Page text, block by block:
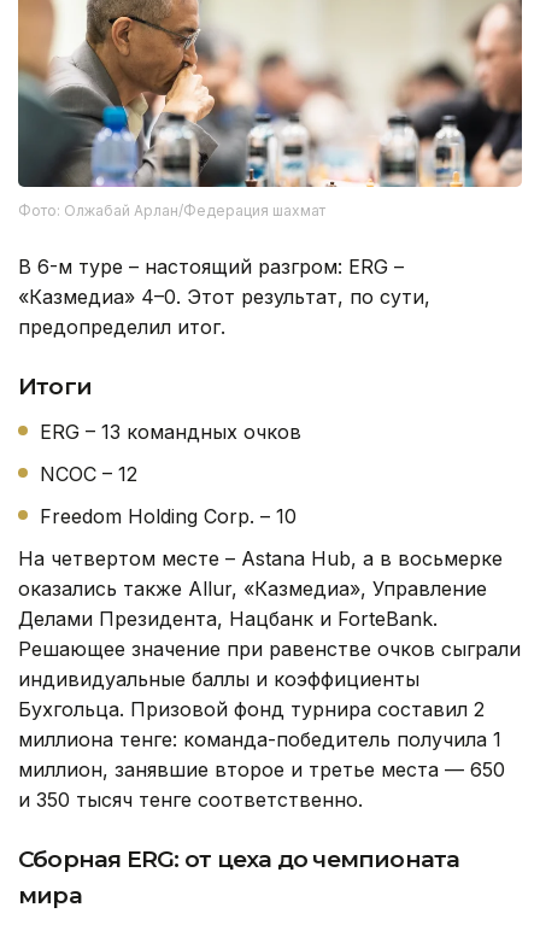
Фото: Олжабай Арлан/Федерация шахмат
В 6-м туре – настоящий разгром: ERG –
«Казмедиа» 4–0. Этот результат, по сути,
предопределил итог.
Итоги
ERG – 13 командных очков
NCOC – 12
Freedom Holding Corp. – 10
На четвертом месте – Astana Hub, а в восьмерке
оказались также Allur, «Казмедиа», Управление
Делами Президента, Нацбанк и ForteBank.
Решающее значение при равенстве очков сыграли
индивидуальные баллы и коэффициенты
Бухгольца. Призовой фонд турнира составил 2
миллиона тенге: команда-победитель получила 1
миллион, занявшие второе и третье места — 650
и 350 тысяч тенге соответственно.
Сборная ERG: от цеха до чемпионата
мира